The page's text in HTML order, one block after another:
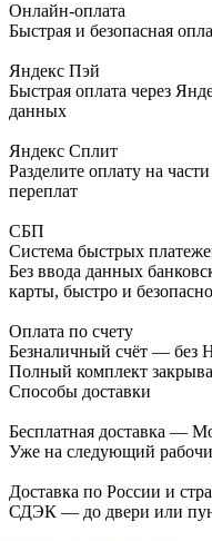
Онлайн-оплата
Быстрая и безопасная
Яндекс Пэй
Быстрая оплата через
данных
Яндекс Сплит
Разделите оплату на
переплат
СБП
Система быстрых
Без ввода данных
карты, быстро и
Оплата по счету
Безналичный счёт —
Полный комплект
Способы доставки
Бесплатная доставка —
Уже на следующий
Доставка по России и
СДЭК — до двери или